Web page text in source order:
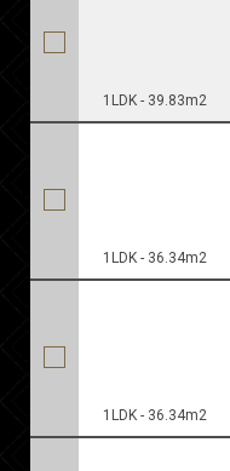
1LDK - 39.83m2
1LDK - 36.34m2
1LDK - 36.34m2